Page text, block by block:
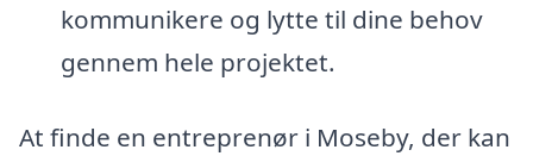
kommunikere og lytte til dine behov
gennem hele projektet.
At finde en entreprenør i Moseby, der kan